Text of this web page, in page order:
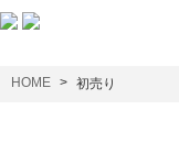
HOME 初売り